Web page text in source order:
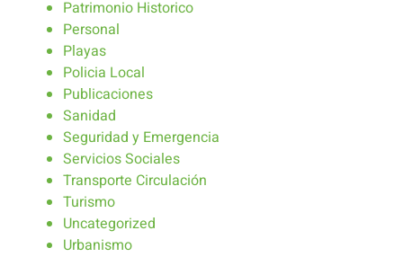
Patrimonio Historico
Personal
Playas
Policia Local
Publicaciones
Sanidad
Seguridad y Emergencia
Servicios Sociales
Transporte Circulación
Turismo
Uncategorized
Urbanismo